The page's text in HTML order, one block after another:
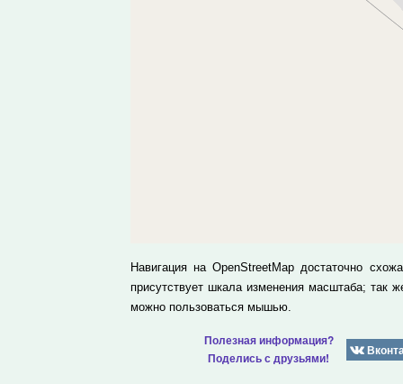
Навигация на OpenStreetMap достаточно
присутствует шкала изменения масштаба; так
можно пользоваться мышью.
Полезная информация?
Поделись с друзьями!